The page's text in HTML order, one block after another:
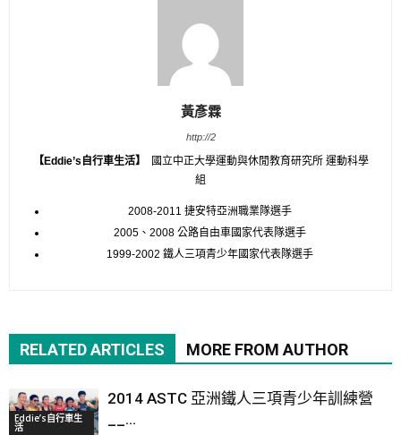
黃彥霖
http://2
【Eddie’s自行車生活】
國立中正大學運動與休閒教育研究所 運動科學
組
2008-2011 捷安特亞洲職業隊選手
2005、2008 公路自由車國家代表隊選手
1999-2002 鐵人三項青少年國家代表隊選手
RELATED ARTICLES MORE FROM AUTHOR
Eddie’s自行車生
活
2014 ASTC 亞洲鐵人三項青少年訓練營
__...